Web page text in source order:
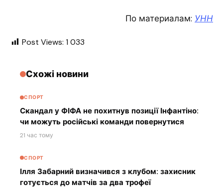
По материалам: УНН
Post Views: 1 033
Схожі новини
СПОРТ
Скандал у ФІФА не похитнув позиції Інфантіно:
чи можуть російські команди повернутися
21 час тому
СПОРТ
Ілля Забарний визначився з клубом: захисник
готується до матчів за два трофеї